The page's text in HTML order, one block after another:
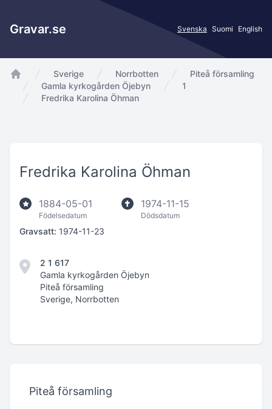
Gravar.se Svenska Suomi English
app.Start
Sverige Norrbotten
Piteå församling
Gamla kyrkogården Öjebyn
1
Fredrika Karolina Öhman
Fredrika Karolina Öhman
1884-05-01
Födelsedatum
1974-11-15
Dödsdatum
Gravsatt: 1974-11-23
2 1 617
Gamla kyrkogården Öjebyn
Piteå församling
Sverige, Norrbotten
Piteå församling